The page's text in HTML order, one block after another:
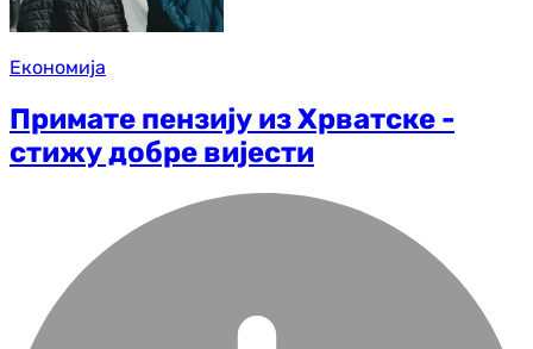
Економија
Примате пензију из Хрватске -
стижу добре вијести